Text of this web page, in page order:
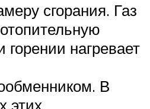
сгорания. Газ
горении нагревает
В
этих